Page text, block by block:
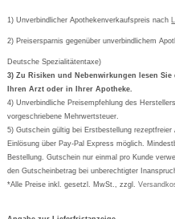
Cookie-Einstellungen
Vertrag widerrufen
Bestellschein ausfüllen
Newsletteranmeldung
Formoline
Wick
Eucerin
Basica
1) Unverbindlicher Apothekenverkaufspreis nach
2) Preisersparnis gegenüber unverbindlichem
Deutsche Spezialitätentaxe)
3) Zu Risiken und Nebenwirkungen lesen
Ihren Arzt oder in Ihrer Apotheke.
4) Unverbindliche Preisempfehlung des
vorgeschriebene Mehrwertsteuer.
5) Gutschein gültig bei Erstbestellung
Einlösung über Pay-Pal Express möglich.
Bestellung. Gutschein nur einmal pro Kunde
den Gutscheinbetrag bei unberechtigter
*Alle Preise inkl. gesetzl. MwSt., zzgl.